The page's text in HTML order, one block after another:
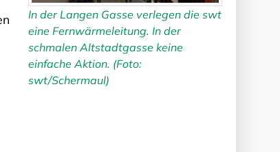
In der Langen Gasse verlegen die swt
eine Fernwärmeleitung. In der
schmalen Altstadtgasse keine
einfache Aktion. (Foto:
swt/Schermaul)